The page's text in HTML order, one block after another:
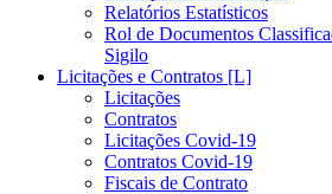
Relatórios Estatísticos
Rol de Documentos
Sigilo
Licitações e Contratos [L]
Licitações
Contratos
Licitações Covid-19
Contratos Covid-19
Fiscais de Contrato